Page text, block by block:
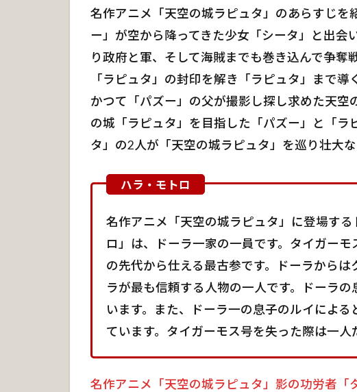
ラ・
モト
生秘
話
4
ハ
モト
モデ
ル
5
ハ
ラ・
モト
ロの
名前
6
モト
名作アニメ「天空の城ラピュタ」のあらすじを
ー」が空から降ってきた少女「シータ」と出会
り政府と軍、そして海賊までも巻き込んで争奪
「ラピュタ」の封印を解き「ラピュタ」まで導
かつて「パズー」の父が撮影し探し求めた天空
の城「ラピュタ」を目指した「パズー」と「ラ
タ」の2人が「天空の城ラピュタ」を巡り壮大
名作アニメ「天空の城ラピュタ」に登場す
ロ」は、ドーラ一家の一員です。タイガー
の先代から仕える最古参です。ドーラから
ラが最も信頼する人物の一人です。ドーラ
います。また、ドーラ一の息子のルイによ
ています。タイガーモス号を失った際は一人
名作アニメ「天空の城ラピュタ」影の功労者「